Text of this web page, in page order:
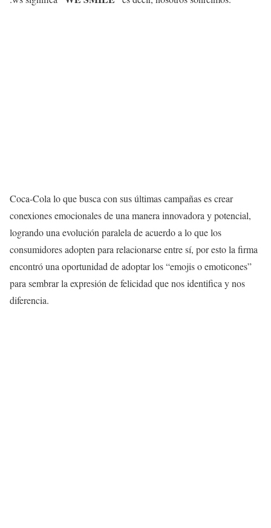
Coca-Cola lo que busca con sus últimas campañas es crear
conexiones emocionales de una manera innovadora y potencial,
logrando una evolución paralela de acuerdo a lo que los
consumidores adopten para relacionarse entre sí, por esto la firma
encontró una oportunidad de adoptar los “emojis o emoticones”
para sembrar la expresión de felicidad que nos identifica y nos
diferencia.